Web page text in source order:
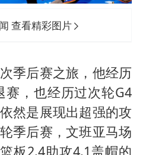
查看精彩图片
季后赛之旅，他经历
赛，也经历过次轮G4
然是展现出超强的攻
季后赛，文班亚马场
板2.4助攻4.1盖帽的